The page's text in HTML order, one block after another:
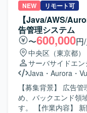
析、障害時の事象整
を行います。 保守
り、月次報告資料の
内定例会での作業報告
める人物像】 チーム
ュニケーションを取
る方を求めています。 【ポジションの魅力】 複数シ
を横断した運用保守
の連携を通じて、
【開発環境】 AWS
Bash、Excelを使用
NEW リモート可
【Java/AWS/
告管理システム
〜600,000円
中央区（東京都）
サーバサイドエン
Java ・ Aurora ・
【募集背景】 広告
め、バックエンド領
す。 【作業内容】 新聞会社向け広告管理システムの設計・